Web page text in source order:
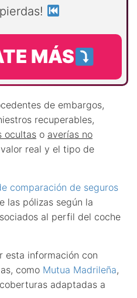
MÁS
de embargos,
recuperables,
ocultas o averías no
real y el tipo de
comparación de seguros
las pólizas según la
al perfil del coche
esta información con
como Mutua Madrileña,
adaptadas a